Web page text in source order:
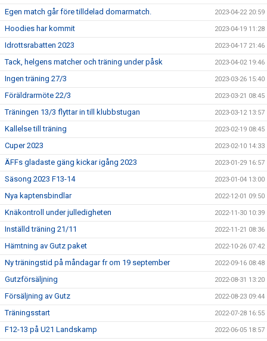
Egen match går före tilldelad domarmatch. 2023-04-22 20:59
Hoodies har kommit 2023-04-19 11:28
Idrottsrabatten 2023 2023-04-17 21:46
Tack, helgens matcher och träning under påsk 2023-04-02 19:46
Ingen träning 27/3 2023-03-26 15:40
Föräldrarmöte 22/3 2023-03-21 08:45
Träningen 13/3 flyttar in till klubbstugan 2023-03-12 13:57
Kallelse till träning 2023-02-19 08:45
Cuper 2023 2023-02-10 14:33
ÄFFs gladaste gäng kickar igång 2023 2023-01-29 16:57
Säsong 2023 F13-14 2023-01-04 13:00
Nya kaptensbindlar 2022-12-01 09:50
Knäkontroll under julledigheten 2022-11-30 10:39
Inställd träning 21/11 2022-11-21 08:36
Hämtning av Gutz paket 2022-10-26 07:42
Ny träningstid på måndagar fr om 19 september 2022-09-16 08:48
Gutzförsäljning 2022-08-31 13:20
Försäljning av Gutz 2022-08-23 09:44
Träningsstart 2022-07-28 16:55
F12-13 på U21 Landskamp 2022-06-05 18:57